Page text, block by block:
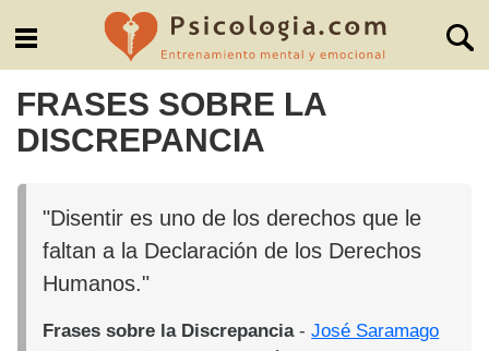
FRASES SOBRE LA
DISCREPANCIA
"Disentir es uno de los derechos que le
faltan a la Declaración de los Derechos
Humanos."
Frases sobre la Discrepancia-José Saramago